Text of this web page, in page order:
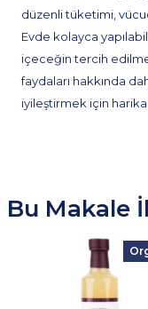
düzenli tüketimi,
Evde kolayca
içeceğin tercih
faydaları hakkında
iyileştirmek için harika
Bu Makale